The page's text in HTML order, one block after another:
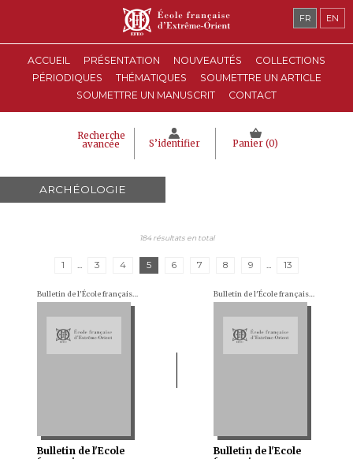
ACCUEIL PRÉSENTATION NOUVEAUTÉS
COLLECTIONS
PÉRIODIQUES
THÉMATIQUES
SOUMETTRE UN ARTICLE
SOUMETTRE UN MANUSCRIT
CONTACT
Recherche
avancée S’identifier Panier (0)
FR EN
ARCHÉOLOGIE
184 résultats en total
1 ... 3 4 5 6 7 8 9 ... 13
Bulletin de l'École française d'Extrême-Orient (BEFEO)
Bulletin de l'Ecole
Bulletin de l'École française d'Extrême-Orient (BEFEO)
Bulletin de l'Ecole